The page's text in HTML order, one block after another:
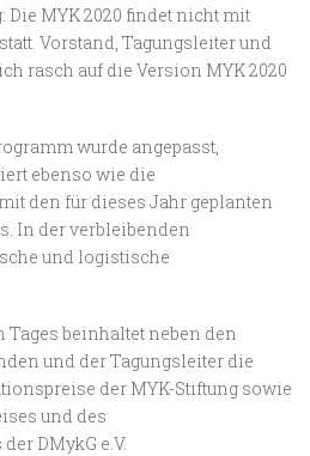
MYK 2020 findet nicht mit
Vorstand, Tagungsleiter und
rasch auf die Version MYK 2020
wurde angepasst,
ebenso wie die
den für dieses Jahr geplanten
In der verbleibenden
und logistische
Tages beinhaltet neben den
und der Tagungsleiter die
der MYK-Stiftung sowie
und des
DMykG e.V.